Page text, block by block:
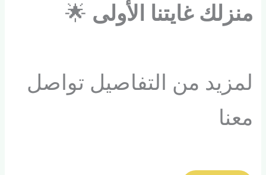
منزلك غايتنا الأولى 🌟
لمزيد من التفاصيل تواصل
معنا